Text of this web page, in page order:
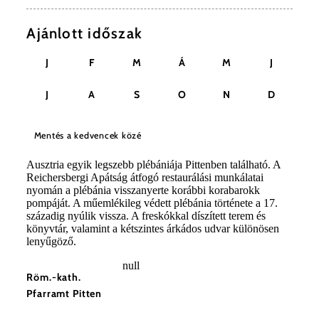
Ajánlott időszak
J F M Á M J
J A S O N D
Mentés a kedvencek közé
Ausztria egyik legszebb plébániája Pittenben található. A
Reichersbergi Apátság átfogó restaurálási munkálatai
nyomán a plébánia visszanyerte korábbi korabarokk
pompáját. A műemlékileg védett plébánia története a 17.
századig nyúlik vissza. A freskókkal díszített terem és
könyvtár, valamint a kétszintes árkádos udvar különösen
lenyűgöző.
Röm.-kath.
Pfarramt Pitten
null